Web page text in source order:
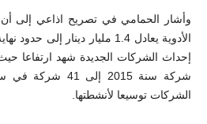
وأشار الحمامي في تصريح اذاعي إلى
الشركات توسيعا لأنشطتها.